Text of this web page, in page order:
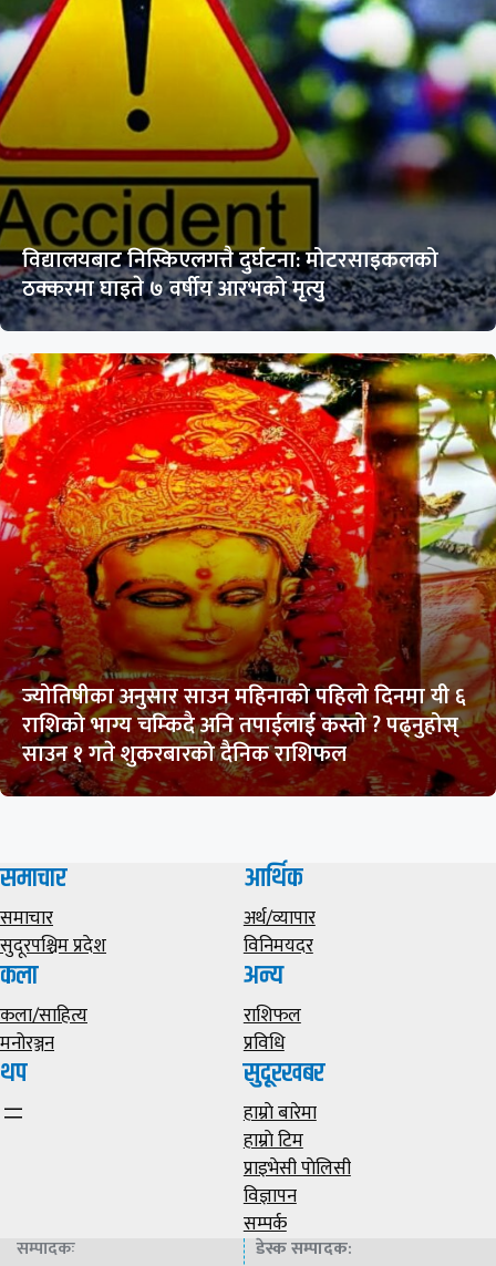
विद्यालयबाट निस्किएलगत्तै दुर्घटना: मोटरसाइकलको
ठक्करमा घाइते ७ वर्षीय आरभको मृत्यु
ज्योतिषीका अनुसार साउन महिनाको पहिलो दिनमा यी ६
राशिको भाग्य चम्किदै अनि तपाईलाई कस्तो ? पढ्नुहोस्
साउन १ गते शुकरबारको दैनिक राशिफल
समाचार
समाचार
सुदूरपश्चिम प्रदेश
आर्थिक
अर्थ/व्यापार
विनिमयदर
कला
कला/साहित्य
मनोरञ्जन
अन्य
राशिफल
प्रविधि
थप सुदूरखबर
हाम्राे बारेमा
हाम्राे टिम
प्राइभेसी पाेलिसी
विज्ञापन
सम्पर्क
सम्पादकः डेस्क सम्पादक: